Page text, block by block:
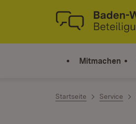
Zum Inhalt springen
Link zur Startseite
Mitmachen
Startseite Service